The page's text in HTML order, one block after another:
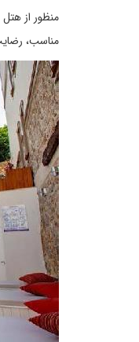
مناسب،